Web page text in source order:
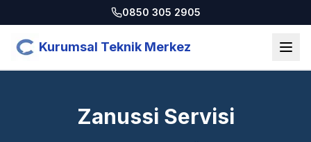
0850 305 2905
Kurumsal Teknik Merkez
Zanussi Servisi